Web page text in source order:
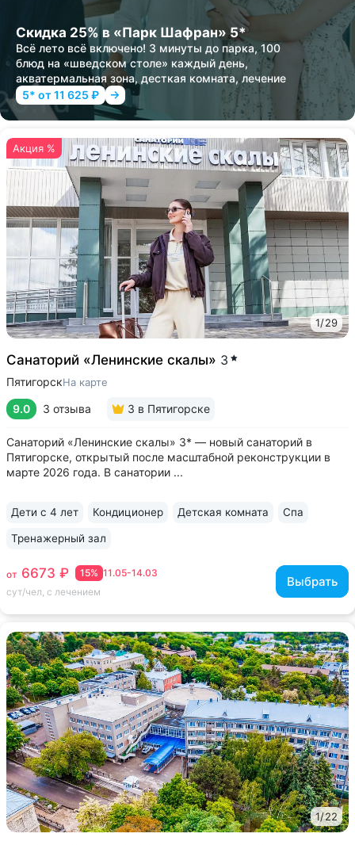
Скидка 25% в «Парк Шафран» 5*
Всё лето всё включено! 3 минуты до парка, 100
блюд на «шведском столе» каждый день,
акватермальная зона, десткая комната, лечение
5* от 11 625 ₽
Акция %
1/29
Санаторий «Ленинские скалы» 3
ПятигорскНа карте
9.0 3 отзыва 3 в Пятигорске
Санаторий «Ленинские скалы» 3* — новый санаторий в
Пятигорске, открытый после масштабной реконструкции в
марте 2026 года. В санатории ...
11.05-14.03
15%
от 6673 ₽
сут/чел, с лечением
Выбрать
Дети с 4 лет Кондиционер Детская комната Спа
Тренажерный зал
1/22